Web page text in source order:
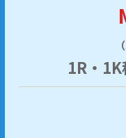
1R・